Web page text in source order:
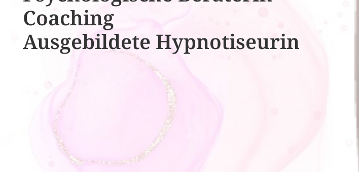
Coaching
Ausgebildete​ ​Hypnotiseurin